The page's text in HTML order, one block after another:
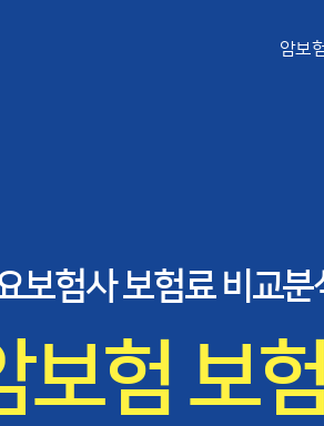
암보
보험사 보험료 비교분
보험 보